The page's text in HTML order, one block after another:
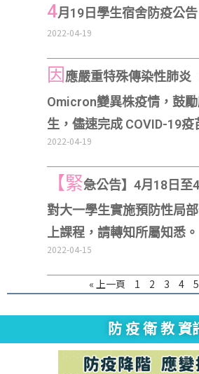
4月19日學生宿舍防疫公告
2022-04-19
因應嚴重特殊傳染性肺炎
Omicron變異株疫情，鼓
生，儘速完成 COVID-19疫
2022-04-19
【緊急公告】4月18日至
對大一學生實施預防性局
上課程，請轉知所屬知悉。
2022-04-15
« 上一頁 1 2 3 4 5
防 疫 衛 教 資